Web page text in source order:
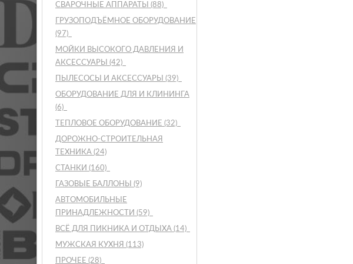
СВАРОЧНЫЕ АППАРАТЫ (88)
ГРУЗОПОДЪЁМНОЕ ОБОРУДОВАНИЕ
(97)
МОЙКИ ВЫСОКОГО ДАВЛЕНИЯ И
АКСЕССУАРЫ (42)
ПЫЛЕСОСЫ И АКСЕССУАРЫ (39)
ОБОРУДОВАНИЕ ДЛЯ И КЛИНИНГА
(6)
ТЕПЛОВОЕ ОБОРУДОВАНИЕ (32)
ДОРОЖНО-СТРОИТЕЛЬНАЯ
ТЕХНИКА (24)
СТАНКИ (160)
ГАЗОВЫЕ БАЛЛОНЫ (9)
АВТОМОБИЛЬНЫЕ
ПРИНАДЛЕЖНОСТИ (59)
ВСЁ ДЛЯ ПИКНИКА И ОТДЫХА (14)
МУЖСКАЯ КУХНЯ (113)
ПРОЧЕЕ (28)